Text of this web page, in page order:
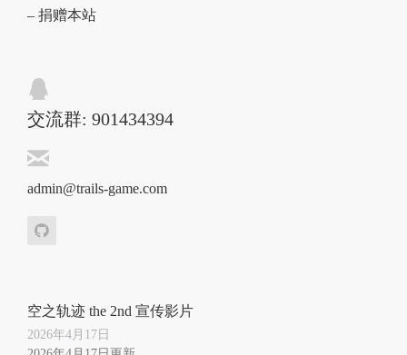
– 捐赠本站
交流群: 901434394
admin@trails-game.com
空之轨迹 the 2nd 宣传影片
2026年4月17日